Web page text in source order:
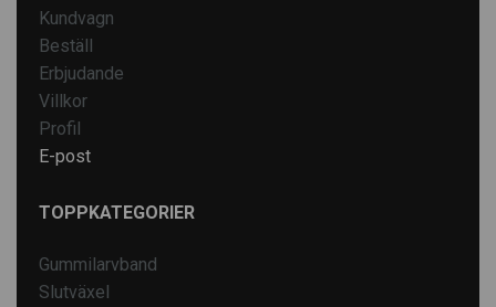
Kundvagn
Beställ
Erbjudande
Villkor
Profil
E-post
TOPPKATEGORIER
Gummilarvband
Slutväxel